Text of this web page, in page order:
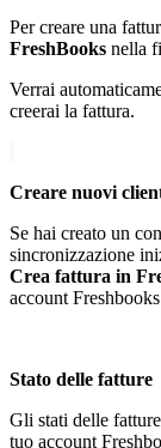
Per creare una
FreshBooks nella
Verrai
creerai la fattura.
Creare nuovi
Se hai creato un
sincronizzazione
Crea fattura in
account
Stato delle fatture
Gli stati delle
tuo account